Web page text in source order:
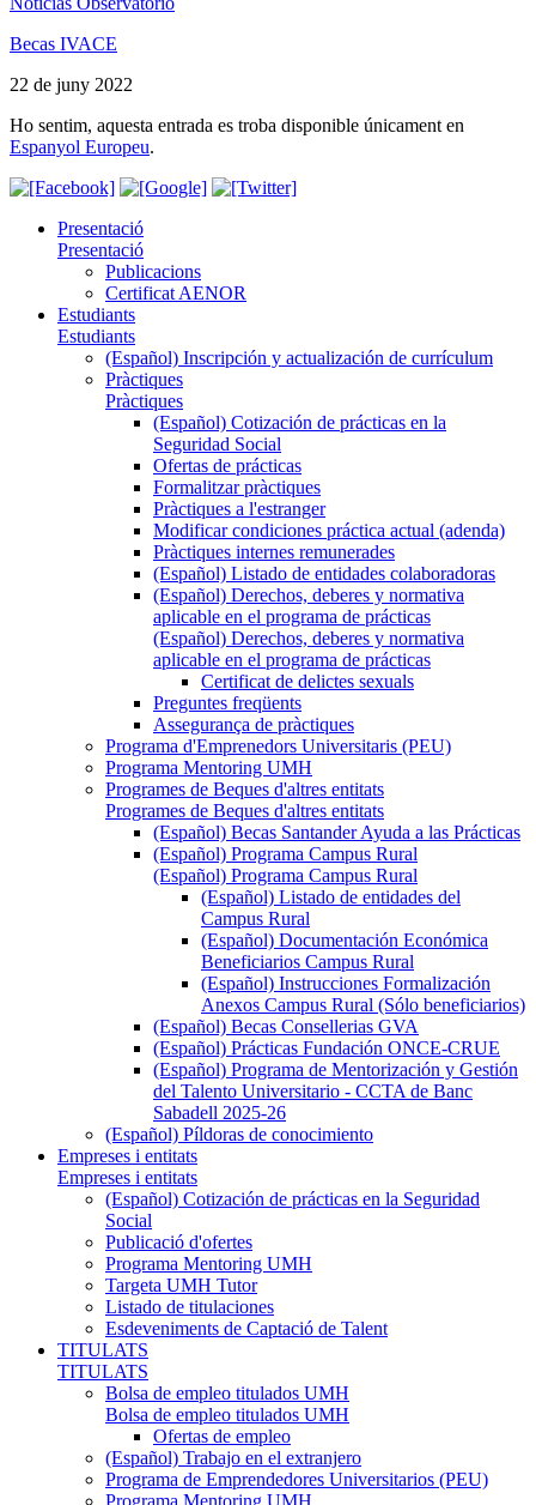
Becas IVACE
22 de juny 2022
Ho sentim, aquesta entrada es troba disponible únicament en
Espanyol Europeu.
Presentació
Presentació
Publicacions
Certificat AENOR
Estudiants
Estudiants
(Español) Inscripción y actualización de currículum
Pràctiques
Pràctiques
(Español) Cotización de prácticas en la
Seguridad Social
Ofertas de prácticas
Formalitzar pràctiques
Pràctiques a l'estranger
Modificar condiciones práctica actual (adenda)
Pràctiques internes remunerades
(Español) Listado de entidades colaboradoras
(Español) Derechos, deberes y normativa
aplicable en el programa de prácticas
(Español) Derechos, deberes y normativa
aplicable en el programa de prácticas
Certificat de delictes sexuals
Preguntes freqüents
Assegurança de pràctiques
Programa d'Emprenedors Universitaris (PEU)
Programa Mentoring UMH
Programes de Beques d'altres entitats
Programes de Beques d'altres entitats
(Español) Becas Santander Ayuda a las Prácticas
(Español) Programa Campus Rural
(Español) Programa Campus Rural
(Español) Listado de entidades del
Campus Rural
(Español) Documentación Económica
Beneficiarios Campus Rural
(Español) Instrucciones Formalización
Anexos Campus Rural (Sólo beneficiarios)
(Español) Becas Consellerias GVA
(Español) Prácticas Fundación ONCE-CRUE
(Español) Programa de Mentorización y Gestión
del Talento Universitario - CCTA de Banc
Sabadell 2025-26
(Español) Píldoras de conocimiento
Empreses i entitats
Empreses i entitats
(Español) Cotización de prácticas en la Seguridad
Social
Publicació d'ofertes
Programa Mentoring UMH
Targeta UMH Tutor
Listado de titulaciones
Esdeveniments de Captació de Talent
TITULATS
TITULATS
Bolsa de empleo titulados UMH
Bolsa de empleo titulados UMH
Ofertas de empleo
(Español) Trabajo en el extranjero
Programa de Emprendedores Universitarios (PEU)
Programa Mentoring UMH